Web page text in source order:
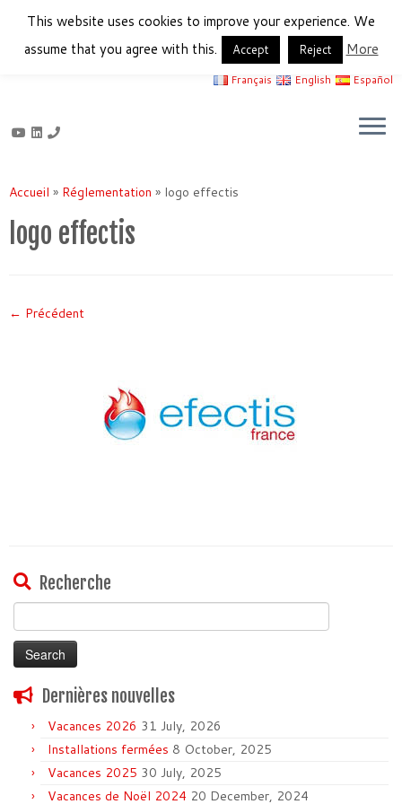
au
Español
English
Français
Accueil » Réglementation » logo effectis
logo effectis
← Précédent
Recherche
for:
Dernières nouvelles
Vacances 2026 31 July, 2026
Installations fermées 8 October, 2025
Vacances 2025 30 July, 2025
Vacances de Noël 2024 20 December, 2024
This website uses cookies to improve your experience. We
assume that you agree with this.
Accept Reject More